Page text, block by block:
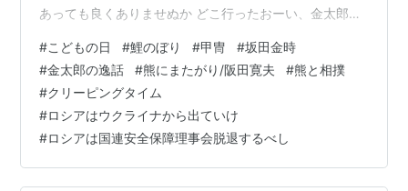
あっても良くありませぬか どこ行ったおーい、金太郎さ
熊とか、本当にあるんですよ 熊と仲良くするって、ロシ
アやウクライナでは 坂田金時の伝説ではなくて、本当に
今現在あるんですよ ただ日本には仲良くできる場所も時
間もないことばかりだから、 昔から熊を人里に近づけな
いように 鈴をリンリン鳴らしながら学校へ通ったりした
わけです…
#こどもの日 #鯉のぼり #甲冑 #坂田金時
#金太郎の逸話 #熊にまたがり/阪田寛夫 #熊と相撲
#クリーピングタイム
#ロシアはウクライナから出ていけ
#ロシアは国連安全保障理事会脱退するべし